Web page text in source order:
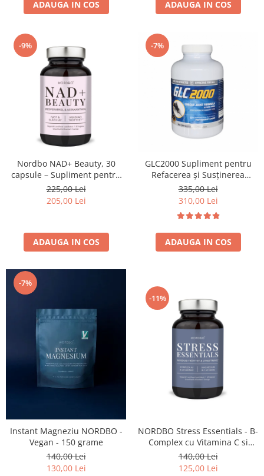
ADAUGA IN COS ADAUGA IN COS
-9%
Nordbo NAD+ Beauty, 30
capsule – Supliment pentru
piele, colagen si energie
celulara
225,00 Lei
205,00 Lei
ADAUGA IN COS
-7%
GLC2000 Supliment pentru
Refacerea și Susținerea
Articulațiilor
335,00 Lei
310,00 Lei
ADAUGA IN COS
-7%
Instant Magneziu NORDBO -
Vegan - 150 grame
140,00 Lei
130,00 Lei
-11%
NORDBO Stress Essentials - B-
Complex cu Vitamina C si
Magneziu – Vegan - 60
capsule
140,00 Lei
125,00 Lei